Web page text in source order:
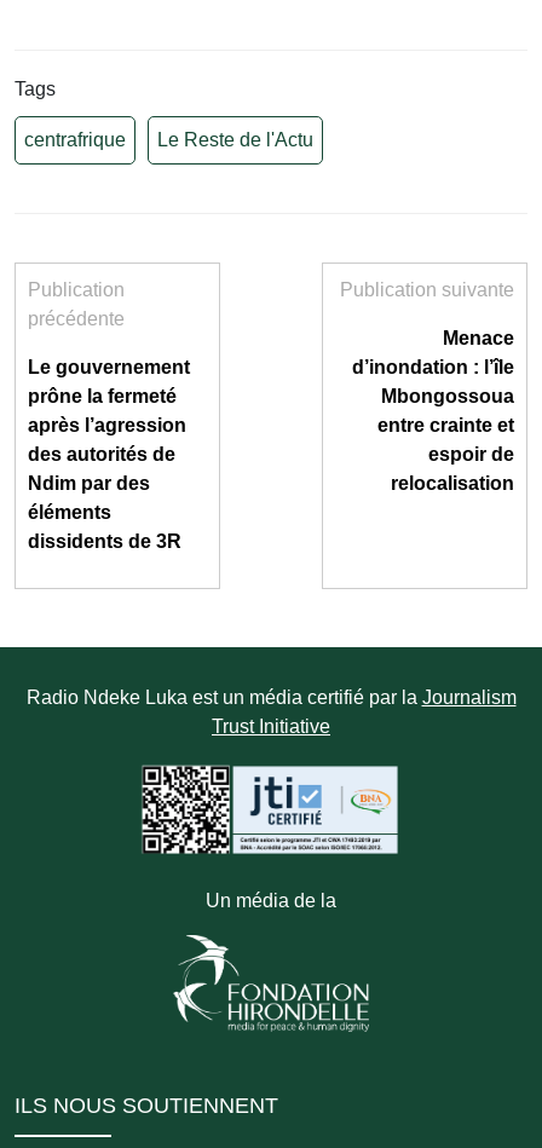
Tags
centrafrique Le Reste de l'Actu
Publication
précédente
Le gouvernement
prône la fermeté
après l’agression
des autorités de
Ndim par des
éléments
dissidents de 3R
Publication suivante
Menace
d’inondation : l’île
Mbongossoua
entre crainte et
espoir de
relocalisation
Radio Ndeke Luka est un média certifié par la Journalism
Trust Initiative
Un média de la
ILS NOUS SOUTIENNENT